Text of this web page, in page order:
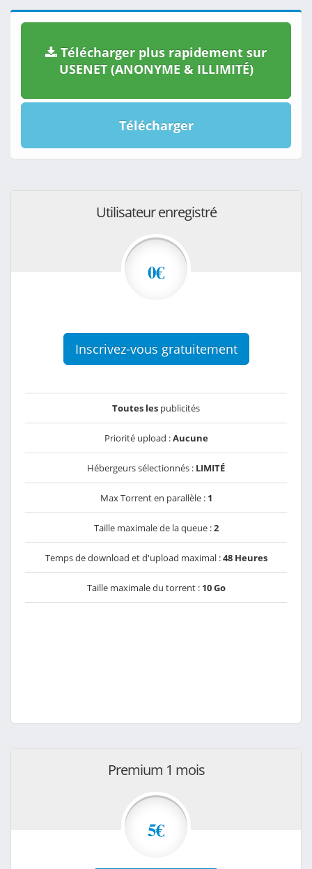
Télécharger plus rapidement sur
USENET (ANONYME & ILLIMITÉ)
Télécharger
Utilisateur enregistré
0€
Inscrivez-vous gratuitement
Toutes les publicités
Priorité upload :Aucune
Hébergeurs sélectionnés : LIMITÉ
Max Torrent en parallèle : 1
Taille maximale de la queue :2
Temps de download et d'upload maximal :48 Heures
Taille maximale du torrent : 10 Go
Premium 1 mois
5€